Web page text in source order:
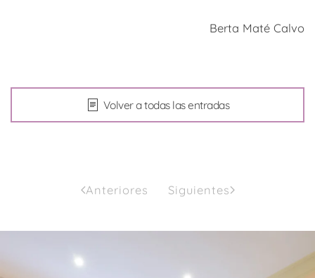
Berta Maté Calvo
Volver a todas las entradas
Anteriores Siguientes